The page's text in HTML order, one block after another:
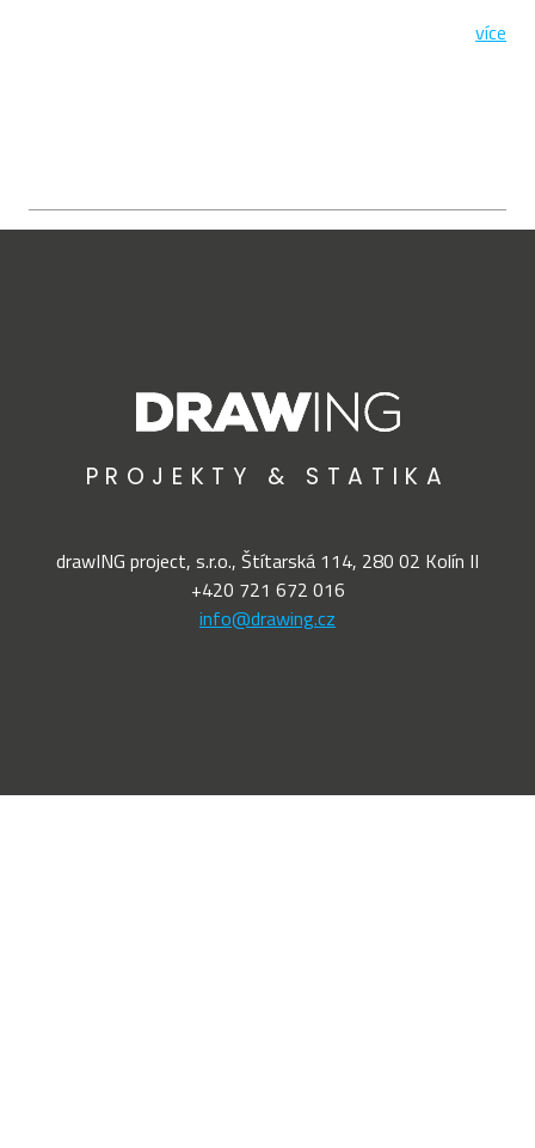
více
PROJEKTY & STATIKA
drawING project, s.r.o., Štítarská 114, 280 02 Kolín II
+420 721 672 016
info@drawing.cz